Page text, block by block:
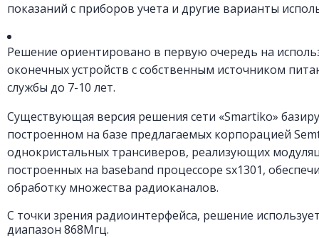
показаний с приборов учета и другие варианты
Решение ориентировано в первую очередь на
оконечных устройств с собственным источником
службы до 7-10 лет.
Существующая версия решения сети «Smartiko»
построенном на базе предлагаемых корпорацией
однокристальных трансиверов, реализующих
построенных на baseband процессоре sx1301,
обработку множества радиоканалов.
С точки зрения радиоинтерфейса, решение
диапазон 868Мгц.